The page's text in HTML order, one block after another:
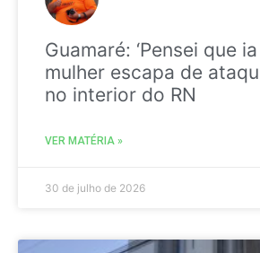
Guamaré: ‘Pensei que ia
mulher escapa de
no interior do RN
VER MATÉRIA »
30 de julho de 2026